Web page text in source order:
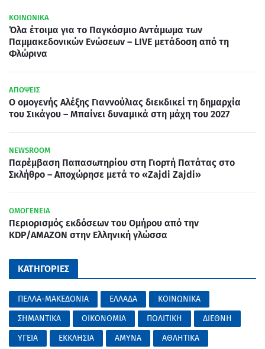
ΚΟΙΝΩΝΙΚΑ
Όλα έτοιμα για το Παγκόσμιο Αντάμωμα των
Παμμακεδονικών Ενώσεων – LIVE μετάδοση από τη
Φλώρινα
ΑΠΟΨΕΙΣ
Ο ομογενής Αλέξης Γιαννούλιας διεκδικεί τη δημαρχία
του Σικάγου – Μπαίνει δυναμικά στη μάχη του 2027
NEWSROOM
Παρέμβαση Παπασωτηρίου στη Γιορτή Πατάτας στο
Σκλήθρο – Αποχώρησε μετά το «Zajdi Zajdi»
ΟΜΟΓΕΝΕΙΑ
Περιορισμός εκδόσεων του Ομήρου από την
KDP/AMAZON στην Ελληνική γλώσσα
ΚΑΤΗΓΟΡΙΕΣ
ΠΕΛΛΑ-ΜΑΚΕΔΟΝΙΑ ΕΛΛΑΔΑ
ΚΟΙΝΩΝΙΚΑ
ΣΗΜΑΝΤΙΚΑ
ΟΙΚΟΝΟΜΙΑ ΠΟΛΙΤΙΚΗ
ΔΙΕΘΝΗ
ΥΓΕΙΑ
ΕΚΚΛΗΣΙΑ ΑΜΥΝΑ ΑΘΛΗΤΙΚΑ